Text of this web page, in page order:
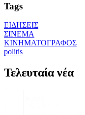
Tags
ΕΙΔΗΣΕΙΣ
ΣΙΝΕΜΑ
ΚΙΝΗΜΑΤΟΓΡΑΦΟΣ
politis
Τελευταία νέα